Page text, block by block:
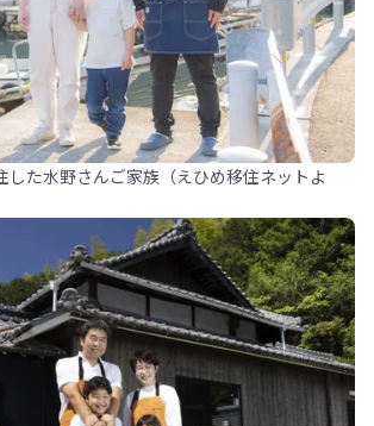
した水野さんご家族（えひめ移住ネットよ